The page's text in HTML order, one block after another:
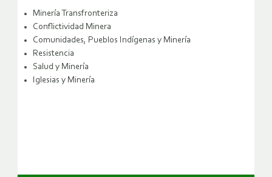
Minería Transfronteriza
Conflictividad Minera
Comunidades, Pueblos Indígenas y Minería
Resistencia
Salud y Minería
Iglesias y Minería